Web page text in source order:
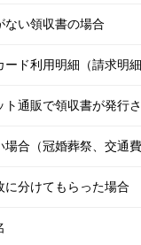
ない領収書の場合
ド利用明細（請求明細
ト通販で領収書が発行
合（冠婚葬祭、交通費
に分けてもらった場合